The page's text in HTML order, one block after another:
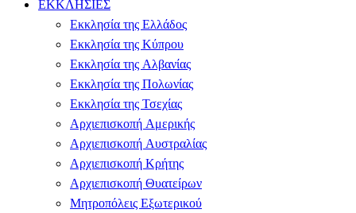
ΕΚΚΛΗΣΙΕΣ
Εκκλησία της Ελλάδος
Εκκλησία της Κύπρου
Εκκλησία της Αλβανίας
Εκκλησία της Πολωνίας
Εκκλησία της Τσεχίας
Αρχιεπισκοπή Αμερικής
Αρχιεπισκοπή Αυστραλίας
Αρχιεπισκοπή Κρήτης
Αρχιεπισκοπή Θυατείρων
Μητροπόλεις Εξωτερικού